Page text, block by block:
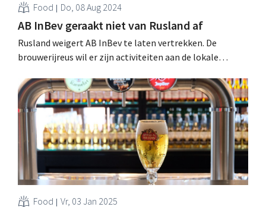
Food Do, 08 Aug 2024
AB InBev geraakt niet van Rusland af
Rusland weigert AB InBev te laten vertrekken. De
brouwerijreus wil er zijn activiteiten aan de lokale
Food Vr, 03 Jan 2025